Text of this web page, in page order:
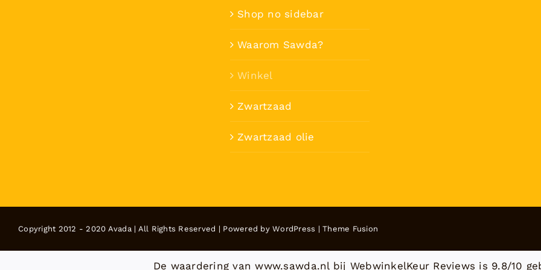
Shop no sidebar
Waarom Sawda?
Winkel
Zwartzaad
Zwartzaad olie
Copyright 2012 - 2020 Avada | All Rights Reserved | Powered byWordPress |Theme Fusion
De waardering van www.sawda.nl bij WebwinkelKeur Reviews is 9.8/10